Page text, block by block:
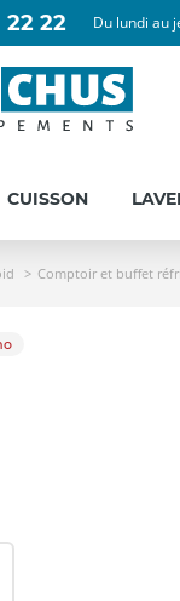
22 22 Du lundi au
CUISSON
Comptoir et buffet